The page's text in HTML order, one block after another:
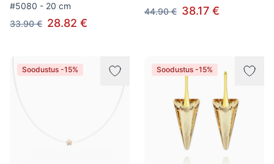
#5080 - 20 cm
33.90 € 28.82 €
44.90 € 38.17 €
Soodustus -15% Soodustus -15%